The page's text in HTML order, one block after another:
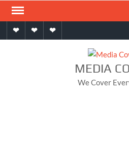
Skip
contentHomeAboutContact
MEDIA
We Cover